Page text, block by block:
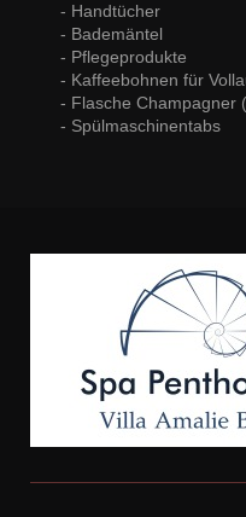
- Handtücher
- Bademäntel
- Pflegeprodukte
- Kaffeebohnen für
- Flasche Champagner
- Spülmaschinentabs